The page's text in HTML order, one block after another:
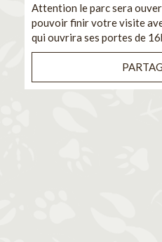
Attention le parc sera
pouvoir finir votre visite
qui ouvrira ses portes de